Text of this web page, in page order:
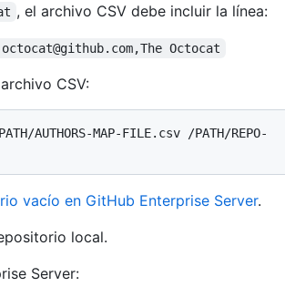
, el archivo CSV debe incluir la línea:
Octocat
CSV:
MAP-FILE.csv /PATH/REPO-
vacío en GitHub Enterprise Server.
local.
Server: